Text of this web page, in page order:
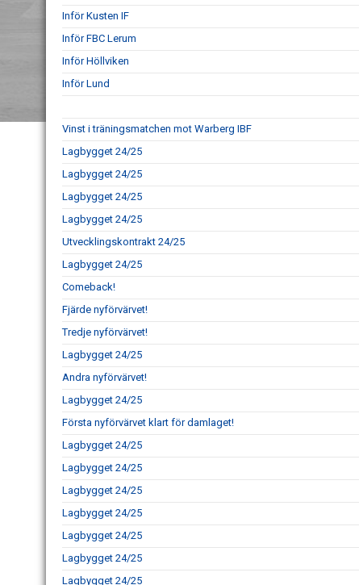
Inför Kusten IF
Inför FBC Lerum
Inför Höllviken
Inför Lund
Vinst i träningsmatchen mot Warberg IBF
Lagbygget 24/25
Lagbygget 24/25
Lagbygget 24/25
Lagbygget 24/25
Utvecklingskontrakt 24/25
Lagbygget 24/25
Comeback!
Fjärde nyförvärvet!
Tredje nyförvärvet!
Lagbygget 24/25
Andra nyförvärvet!
Lagbygget 24/25
Första nyförvärvet klart för damlaget!
Lagbygget 24/25
Lagbygget 24/25
Lagbygget 24/25
Lagbygget 24/25
Lagbygget 24/25
Lagbygget 24/25
Lagbygget 24/25